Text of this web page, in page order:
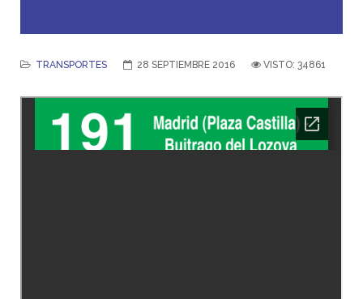
TRANSPORTES 28 SEPTIEMBRE 2016 VISTO: 34861